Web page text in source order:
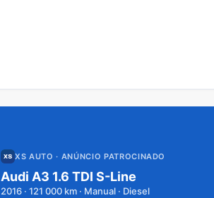
XS AUTO · ANÚNCIO PATROCINADO
Audi A3 1.6 TDI S-Line
2016 · 121 000 km · Manual · Diesel